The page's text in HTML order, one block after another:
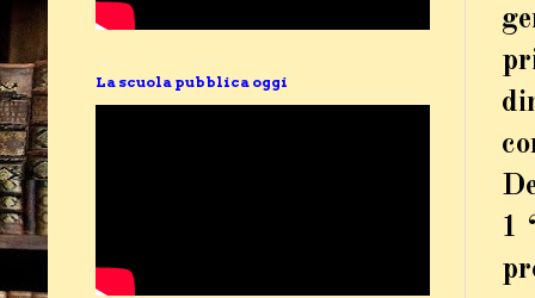
1
La scuola pubblica oggi